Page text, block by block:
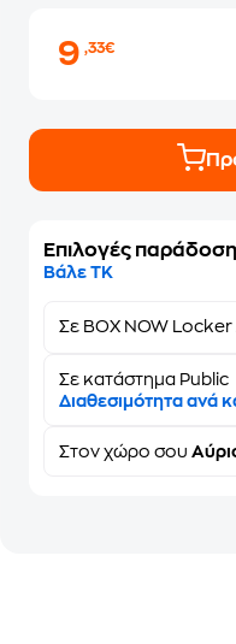
9,33€
Επιλογές
Βάλε ΤΚ
Σε BOX NOW Locker
Σε κατάστημα Public
Διαθεσιμότητα ανά
Στονχώρο σου